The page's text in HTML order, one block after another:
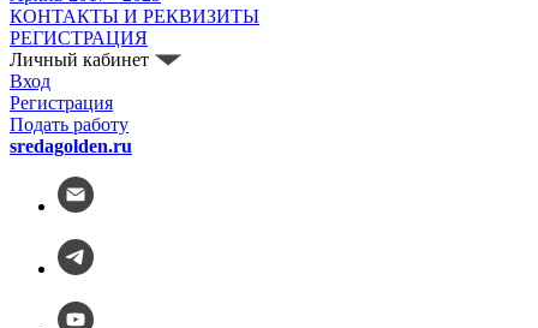
КОНТАКТЫ И РЕКВИЗИТЫ
РЕГИСТРАЦИЯ
Личный кабинет
Вход
Регистрация
Подать работу
sredagolden.ru